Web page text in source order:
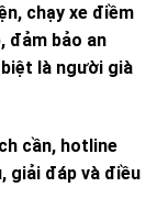
chạy xe điềm
đảm bảo an
là người già
cần, hotline
giải đáp và điều